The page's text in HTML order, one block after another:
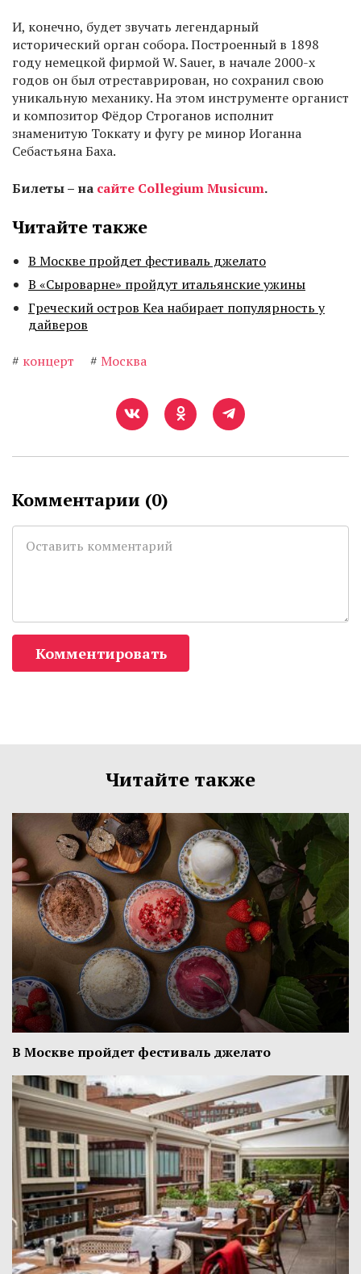
И, конечно, будет звучать легендарный
исторический орган собора. Построенный в 1898
году немецкой фирмой W. Sauer, в начале 2000-х
годов он был отреставрирован, но сохранил свою
уникальную механику. На этом инструменте органист
и композитор Фёдор Строганов исполнит
знаменитую Токкату и фугу ре минор Иоганна
Себастьяна Баха.
Билеты – на сайте Collegium Musicum.
Читайте также
В Москве пройдет фестиваль джелато
В «Сыроварне» пройдут итальянские ужины
Греческий остров Кеа набирает популярность у
дайверов
# концерт # Москва
Комментарии (0)
Комментировать
Читайте также
В Москве пройдет фестиваль джелато